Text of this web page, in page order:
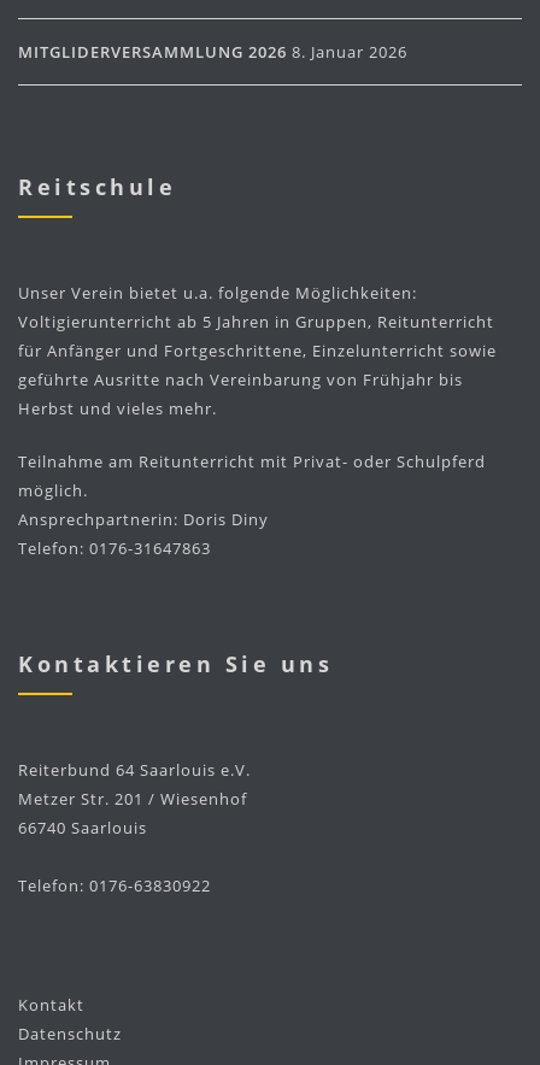
MITGLIDERVERSAMMLUNG 2026 8. Januar 2026
Reitschule
Unser Verein bietet u.a. folgende Möglichkeiten:
Voltigierunterricht ab 5 Jahren in Gruppen, Reitunterricht
für Anfänger und Fortgeschrittene, Einzelunterricht sowie
geführte Ausritte nach Vereinbarung von Frühjahr bis
Herbst und vieles mehr.
Teilnahme am Reitunterricht mit Privat- oder Schulpferd
möglich.
Ansprechpartnerin: Doris Diny
Telefon: 0176-31647863
Kontaktieren Sie uns
Reiterbund 64 Saarlouis e.V.
Metzer Str. 201 / Wiesenhof
66740 Saarlouis
Telefon: 0176-63830922
Kontakt
Datenschutz